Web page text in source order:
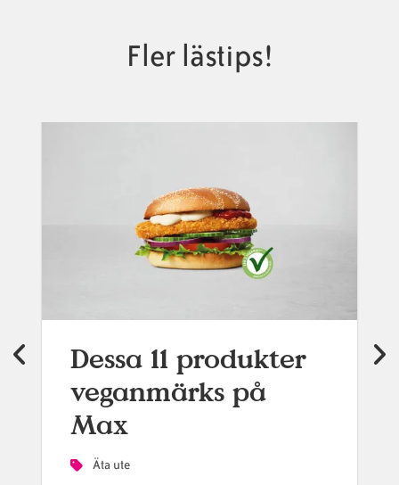
Fler lästips!
Dessa 11 produkter
veganmärks på
Max
Äta ute